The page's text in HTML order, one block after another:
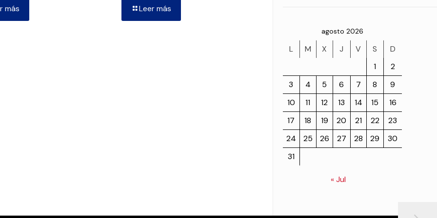
más Leer más
agosto 2026
L M X J V S
D
1
2
3
4 5 6 7 8
9
10
11 12 13 14 15
16
17
18 19 20 21 22
23
24
25 26 27 28 29
30
31
« Jul